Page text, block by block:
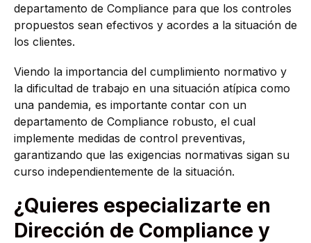
departamento de Compliance para que los controles
propuestos sean efectivos y acordes a la situación de
los clientes.
Viendo la importancia del cumplimiento normativo y
la dificultad de trabajo en una situación atípica como
una pandemia, es importante contar con un
departamento de Compliance robusto, el cual
implemente medidas de control preventivas,
garantizando que las exigencias normativas sigan su
curso independientemente de la situación.
¿Quieres especializarte en
Dirección de Compliance y